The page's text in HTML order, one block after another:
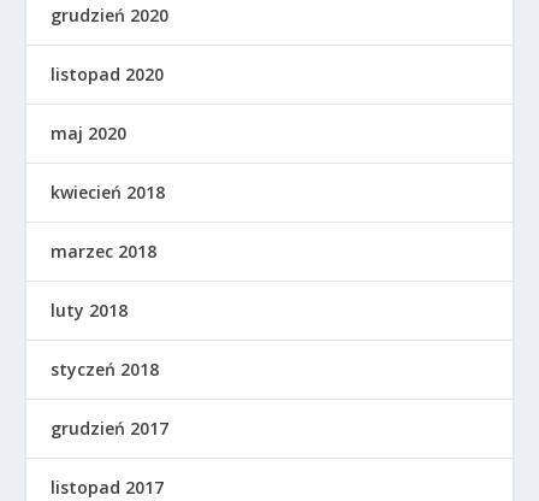
grudzień 2020
listopad 2020
maj 2020
kwiecień 2018
marzec 2018
luty 2018
styczeń 2018
grudzień 2017
listopad 2017